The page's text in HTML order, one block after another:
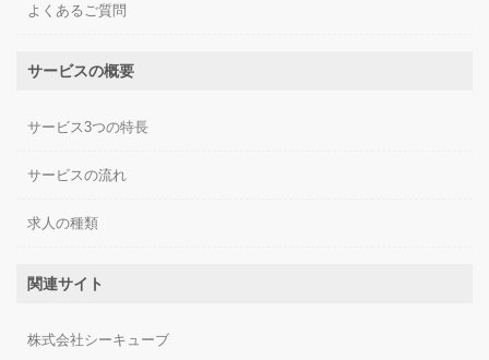
よくあるご質問
サービスの概要
サービス3つの特長
サービスの流れ
求人の種類
関連サイト
株式会社シーキューブ